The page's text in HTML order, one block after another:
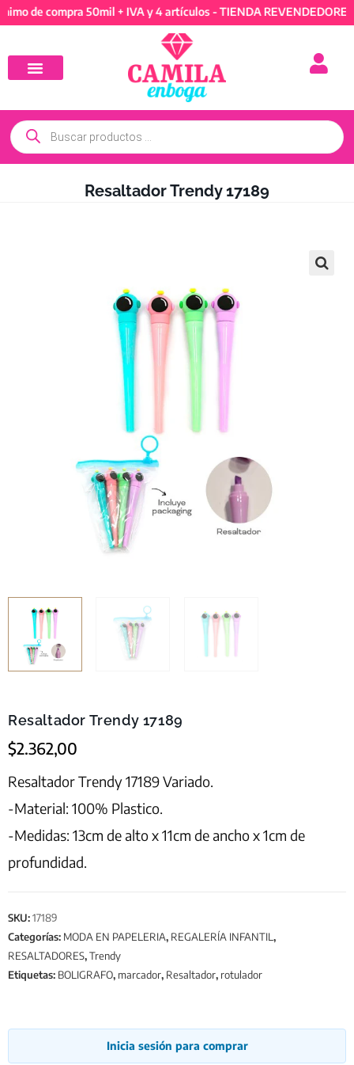
de compra 50mil + IVA y 4 artículos - TIENDA
Resaltador Trendy 17189
Resaltador Trendy 17189
$2.362,00
Resaltador Trendy 17189 Variado.
-Material: 100% Plastico.
-Medidas: 13cm de alto x 11cm de ancho x 1cm de
profundidad.
SKU:17189
Categorías: MODA EN PAPELERIA, REGALERÍA INFANTIL ,
RESALTADORES,Trendy
Etiquetas: BOLIGRAFO, marcador, Resaltador, rotulador
Inicia sesión para comprar